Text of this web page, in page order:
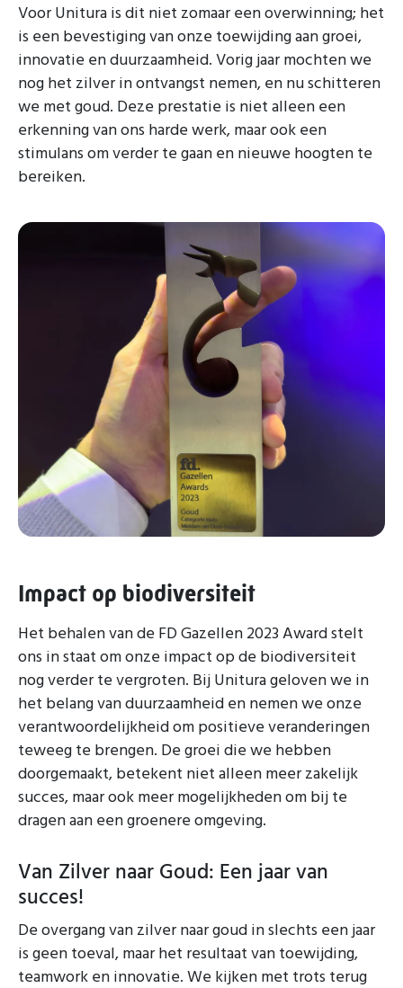
Voor Unitura is dit niet zomaar een overwinning; het
is een bevestiging van onze toewijding aan groei,
innovatie en duurzaamheid. Vorig jaar mochten we
nog het zilver in ontvangst nemen, en nu schitteren
we met goud. Deze prestatie is niet alleen een
erkenning van ons harde werk, maar ook een
stimulans om verder te gaan en nieuwe hoogten te
bereiken.
Impact op biodiversiteit
Het behalen van de FD Gazellen 2023 Award stelt
ons in staat om onze impact op de biodiversiteit
nog verder te vergroten. Bij Unitura geloven we in
het belang van duurzaamheid en nemen we onze
verantwoordelijkheid om positieve veranderingen
teweeg te brengen. De groei die we hebben
doorgemaakt, betekent niet alleen meer zakelijk
succes, maar ook meer mogelijkheden om bij te
dragen aan een groenere omgeving.
Van Zilver naar Goud: Een jaar van
succes!
De overgang van zilver naar goud in slechts een jaar
is geen toeval, maar het resultaat van toewijding,
teamwork en innovatie. We kijken met trots terug